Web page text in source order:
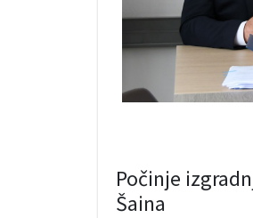
Počinje
Šaina